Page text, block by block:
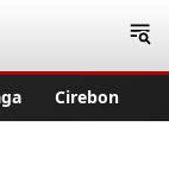
Cirebon